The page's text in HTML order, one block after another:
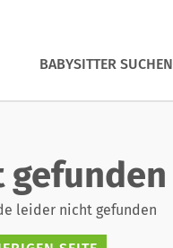
BABYSITTER SUCHEN
gefunden
leider nicht gefunden